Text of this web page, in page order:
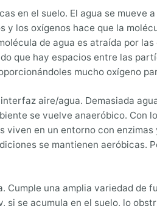
en el suelo. El agua se
y los oxígenos hace que la
de agua es atraída por
que hay espacios entre las
mucho oxígeno
aire/agua. Demasiada
se vuelve anaeróbico.
en un entorno con
se mantienen
Cumple una amplia variedad
si se acumula en el suelo, lo